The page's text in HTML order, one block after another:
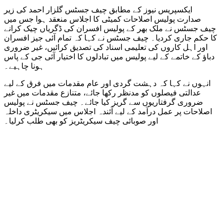
ایکسپریس نیوز کے مطابق چیف جسٹس گلزار احمد کی زیر
صدارت پولیس اصلاحات کمیٹی کا اجلاس منعقد ہوا جس میں
چیف جسٹس نے ملک بھر کے پولیس افسران کی ڈگریاں چیک کرانے
کا حکم جاری کردیا۔ چیف جسٹس نے کہا کہ تمام آئی جیز افسران
اور اہل کاروں کی تعلیمی اسناد کی تصدیق کرائیں، غیر ضروری
دباؤ کے خاتمے کے لیے پولیس میں تبادلوں کا اختیار آئی جی کے پاس
ہونا چاہیے۔
انہوں نے کہا کہ دہشت گردی اور عام مقدمات میں فرق کے لیے
عدالتی فیصلوں کو مدنظر رکھا جائے، متنازع مقدمات میں غیر
ضروری گرفتاریوں سے گریز کیا جائے۔ چیف جسٹس نے پولیس
اصلاحات پر عمل درآمد کے لیے آئندہ اجلاس میں سیکریٹری داخلہ
اور صوبائی چیف سیکریٹریز کو بھی طلب کرلیا۔